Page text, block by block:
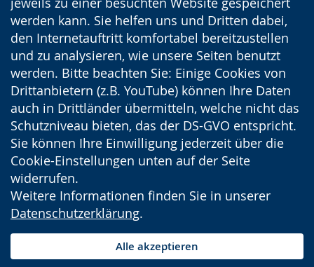
werden kann. Sie helfen uns und Dritten dabei,
den Internetauftritt komfortabel bereitzustellen
und zu analysieren, wie unsere Seiten benutzt
werden. Bitte beachten Sie: Einige Cookies von
Drittanbietern (z.B. YouTube) können Ihre Daten
auch in Drittländer übermitteln, welche nicht das
Schutzniveau bieten, das der DS-GVO entspricht.
Sie können Ihre Einwilligung jederzeit über die
Cookie-Einstellungen unten auf der Seite
widerrufen.
Weitere Informationen finden Sie in unserer
Datenschutzerklärung.
Alle akzeptieren